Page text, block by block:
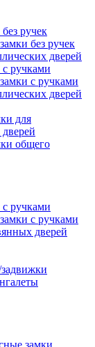
ручек
без ручек
дверей
ручками
с ручками
дверей
для
общего
ручками
с ручками
дверей